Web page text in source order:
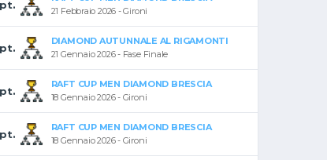
21 Febbraio 2026 - Gironi
DIAMOND AUTUNNALE AL RIGAMONTI
21 Gennaio 2026 - Fase Finale
RAFT CUP MEN DIAMOND BRESCIA
18 Gennaio 2026 - Gironi
RAFT CUP MEN DIAMOND BRESCIA
18 Gennaio 2026 - Gironi